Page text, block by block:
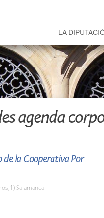
LA
agenda
de la Cooperativa Por
Salamanca.